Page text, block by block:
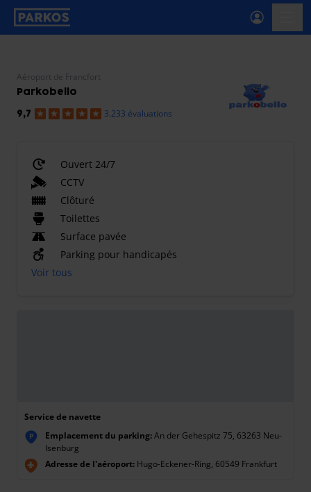
étiquette-de-navigation-principale
Aéroport de Francfort
Parkobello
9,7 3.233 évaluations
Ouvert 24/7
CCTV
Clôturé
Toilettes
Surface pavée
Parking pour handicapés
Voir tous
Service de navette
P Emplacement du parking:An der Gehespitz 75, 63263 Neu-
Isenburg
Adresse de l'aéroport: Hugo-Eckener-Ring, 60549 Frankfurt